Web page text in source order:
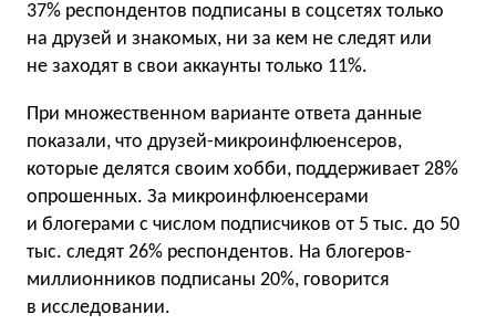
37% респондентов подписаны в соцсетях только
на друзей и знакомых, ни за кем не следят или
не заходят в свои аккаунты только 11%.
При множественном варианте ответа данные
показали, что друзей-микроинфлюенсеров,
которые делятся своим хобби, поддерживает 28%
опрошенных. За микроинфлюенсерами
и блогерами с числом подписчиков от 5 тыс. до 50
тыс. следят 26% респондентов. На блогеров-
миллионников подписаны 20%, говорится
в исследовании.